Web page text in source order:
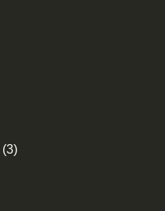
(3)